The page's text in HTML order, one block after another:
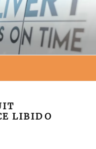
BELGIQUE
LIBIDO